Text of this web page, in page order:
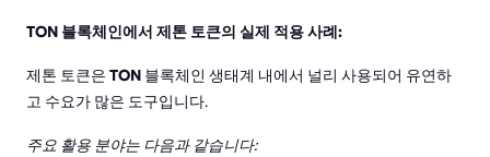
TON 블록체인에서 제톤 토큰의 실제 적용 사례:
제톤 토큰은 TON 블록체인 생태계 내에서 널리 사용되어 유연하
고 수요가 많은 도구입니다.
주요 활용 분야는 다음과 같습니다: